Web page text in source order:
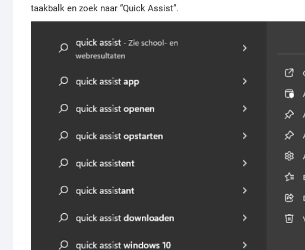
taakbalk en zoek naar “Quick Assist”.